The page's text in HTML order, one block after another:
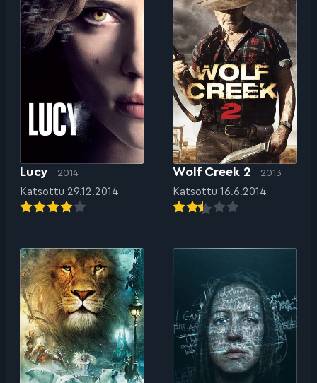
Lucy 2014
Katsottu 29.12.2014
Wolf Creek 2 2013
Katsottu 16.6.2014